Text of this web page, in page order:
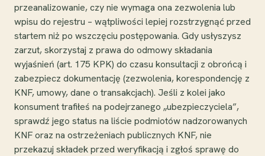
przeanalizowanie, czy nie wymaga ona zezwolenia lub
wpisu do rejestru – wątpliwości lepiej rozstrzygnąć przed
startem niż po wszczęciu postępowania. Gdy usłyszysz
zarzut, skorzystaj z prawa do odmowy składania
wyjaśnień (art. 175 KPK) do czasu konsultacji z obrońcą i
zabezpiecz dokumentację (zezwolenia, korespondencję z
KNF, umowy, dane o transakcjach). Jeśli z kolei jako
konsument trafiłeś na podejrzanego „ubezpieczyciela”,
sprawdź jego status na liście podmiotów nadzorowanych
KNF oraz na ostrzeżeniach publicznych KNF, nie
przekazuj składek przed weryfikacją i zgłoś sprawę do